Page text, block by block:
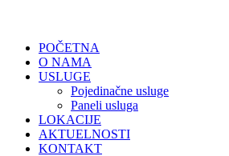
POČETNA
O NAMA
USLUGE
Pojedinačne usluge
Paneli usluga
LOKACIJE
AKTUELNOSTI
KONTAKT